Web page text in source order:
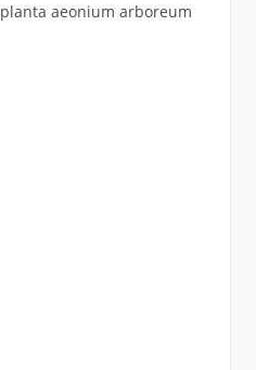
aeonium arboreum